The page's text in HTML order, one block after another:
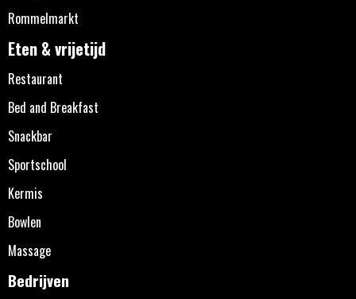
Rommelmarkt
Eten & vrijetijd
Restaurant
Bed and Breakfast
Snackbar
Sportschool
Kermis
Bowlen
Massage
Bedrijven